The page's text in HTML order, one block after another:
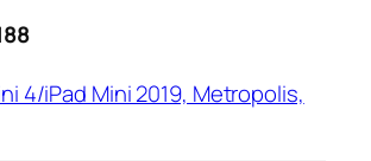
4/iPad Mini 2019, Metropolis,